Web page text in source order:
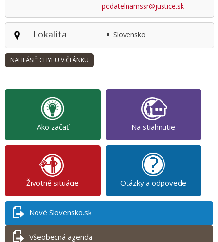
podatelnamssr@justice.sk
Lokalita Slovensko
Ako začať Na stiahnutie
Životné situácie Otázky a odpovede
Nové Slovensko.sk
Všeobecná agenda